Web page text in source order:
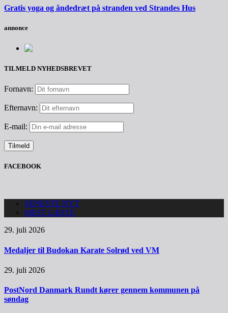
Gratis yoga og åndedræt på stranden ved Strandes Hus
annonce
TILMELD NYHEDSBREVET
Fornavn:
Efternavn:
E-mail:
FACEBOOK
SENESTE NYT
MEST LÆSTE
29. juli 2026
Medaljer til Budokan Karate Solrød ved VM
29. juli 2026
PostNord Danmark Rundt kører gennem kommunen på
søndag